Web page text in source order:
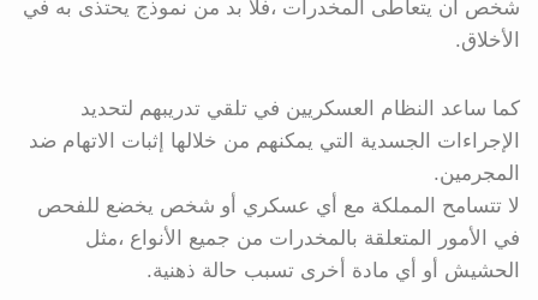
شخص أن يتعاطى المخدرات ،فلا بد من نموذج يحتذى به في
الأخلاق.
كما ساعد النظام العسكريين في تلقي تدريبهم لتحديد
الإجراءات الجسدية التي يمكنهم من خلالها إثبات الاتهام ضد
المجرمين.
لا تتسامح المملكة مع أي عسكري أو شخص يخضع للفحص
في الأمور المتعلقة بالمخدرات من جميع الأنواع ،مثل
الحشيش أو أي مادة أخرى تسبب حالة ذهنية.